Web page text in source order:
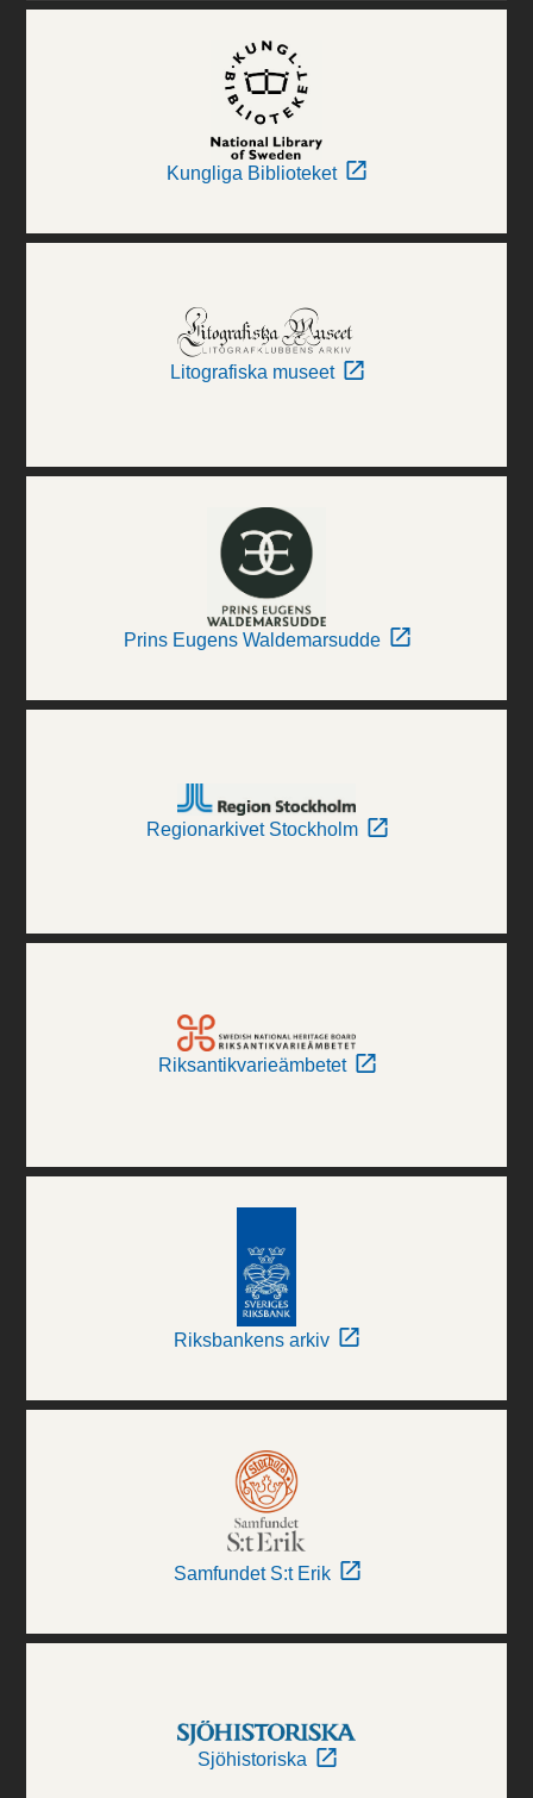
Kungliga Biblioteket
Litografiska museet
Prins Eugens Waldemarsudde
Regionarkivet Stockholm
Riksantikvarieämbetet
Riksbankens arkiv
Samfundet S:t Erik
Sjöhistoriska